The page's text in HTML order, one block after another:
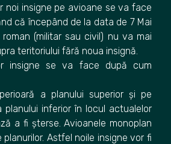
noi insigne pe avioane se va face
că începând de la data de 7 Mai
(militar sau civil) nu va mai
teritoriului fără noua insignă.
insigne se va face după cum
a planului superior și pe
planului inferior în locul actualelor
a fi șterse. Avioanele monoplan
Astfel noile insigne vor fi